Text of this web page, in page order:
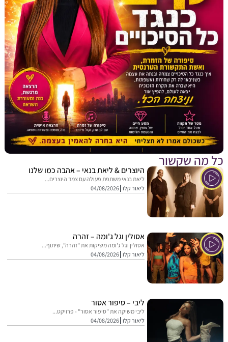
שקשור
היוצרים & ליאת בנאי – אהבה כמו שלנו
ליאת בנאי משתפת פעולה עם צמד היוצרים...
ליאור קלו 04/08/2026
אסולין וגל ג'ומה – זהרה
אסולין וגל ג'ומה משיקות את "זהרה", שיתוף...
ליאור קלו 04/08/2026
ליבי – סיפור אסור
ליבי משיקה את "סיפור אסור" - פרויקט...
ליאור קלו 04/08/2026